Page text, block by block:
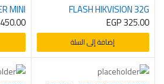
FLASH HIKVISION 32G
EGP325.00
إضافة إلى السلة
450.00